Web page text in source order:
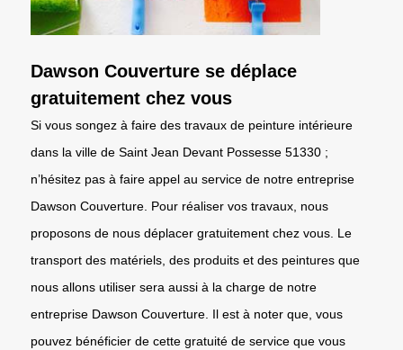
Dawson Couverture se déplace
gratuitement chez vous
Si vous songez à faire des travaux de peinture intérieure
dans la ville de Saint Jean Devant Possesse 51330 ;
n’hésitez pas à faire appel au service de notre entreprise
Dawson Couverture. Pour réaliser vos travaux, nous
proposons de nous déplacer gratuitement chez vous. Le
transport des matériels, des produits et des peintures que
nous allons utiliser sera aussi à la charge de notre
entreprise Dawson Couverture. Il est à noter que, vous
pouvez bénéficier de cette gratuité de service que vous